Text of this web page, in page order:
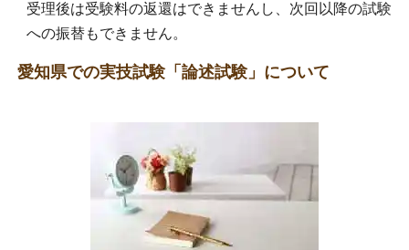
受理後は受験料の返還はできませんし、次回以降の試験
への振替もできません。
愛知県での実技試験「論述試験」について